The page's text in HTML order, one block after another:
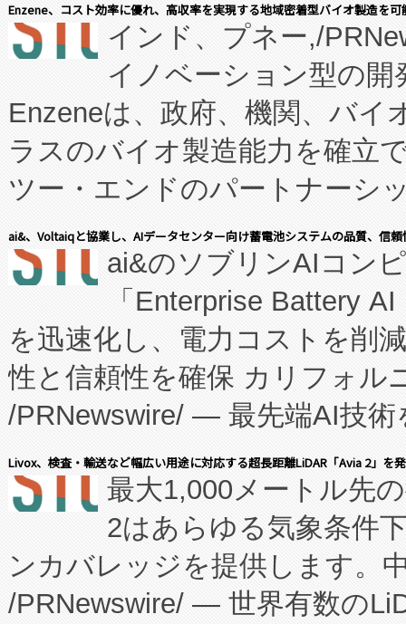
Enzene、コスト効率に優れ、高収率を実現する地域密着型バイオ製造を
インド、プネー,/
イノベーション型の
Enzeneは、政府、機関、バイ
ラスのバイオ製造能力を確立
ツー・エンドのパートナーシ
表しました。 同社の実績ある
manufacturing™ (FCCM™) プ
たNeXは、バイオ医薬品製造
従来のフェッドバッチ施設の
に、患者やサプライチェーン
キー方式で拡張性が高く、持
す。FCCM‑を活用した現地生
患者にとっての費用負担を大
のアクセスを大幅に拡大する
Fully-Connected Continuous
プログラムには、施設設計・
ai&、Voltaiqと協業し、AIデータセンター向け蓄電池システムの品質、信
ai&のソブリンAIコン
「Enterprise Battery
を迅速化し、電力コストを削
性と信頼性を確保 カリフォル
/PRNewswire/ — 最先端AI技術
会社エーアイ・アンド：本社
President原信平）と、エンタ
ードするVoltaiqは、日本にあ
ーエネルギー貯蔵システム（
た。 Voltaiq独自のAI搭載プラ
Livox、検査・輸送など幅広い用途に対応する超長距離LiDAR「Avia 2」を
最大1,000メートル先
2はあらゆる気象条件
ンカバレッジを提供します。
/PRNewswire/ — 世界有数の